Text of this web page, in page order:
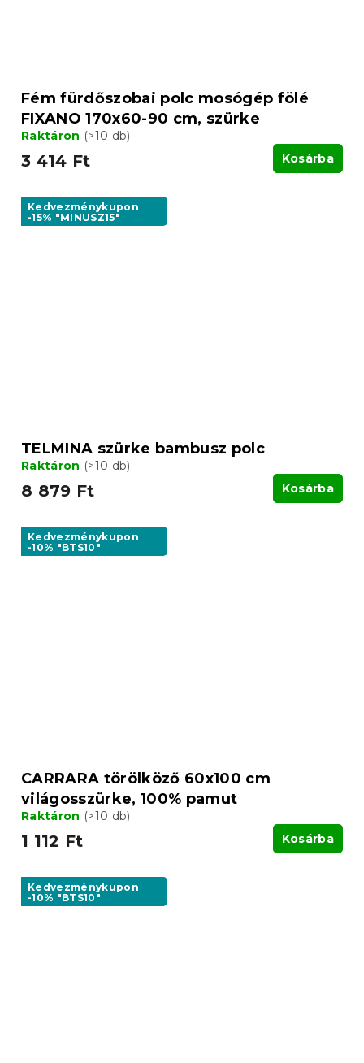
Fém fürdőszobai polc mosógép fölé
FIXANO 170x60-90 cm, szürke
Raktáron (>10 db)
3 414 Ft Kosárba
Kedvezménykupon
-15% "MINUSZ15"
TELMINA szürke bambusz polc
Raktáron (>10 db)
8 879 Ft Kosárba
Kedvezménykupon
-10% "BTS10"
CARRARA törölköző 60x100 cm
világosszürke, 100% pamut
Raktáron (>10 db)
1 112 Ft Kosárba
Kedvezménykupon
-10% "BTS10"